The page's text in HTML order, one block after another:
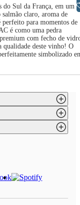
do Sul da França, em um
claro, aroma de
perfeito para momentos de
é como uma pedra
com fecho de
qualidade deste vinho! O
simbolizado
Libras